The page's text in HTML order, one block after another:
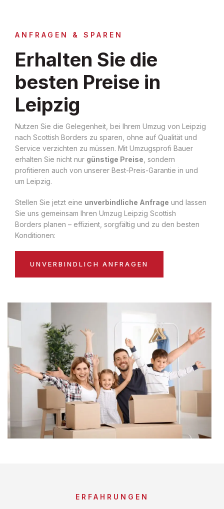
ANFRAGEN & SPAREN
Erhalten Sie die
besten Preise in
Leipzig
Nutzen Sie die Gelegenheit, bei Ihrem Umzug von Leipzig
nach Scottish Borders zu sparen, ohne auf Qualität und
Service verzichten zu müssen. Mit Umzugsprofi Bauer
erhalten Sie nicht nur günstige Preise , sondern
profitieren auch von unserer Best-Preis-Garantie in und
um Leipzig.
Stellen Sie jetzt eine unverbindliche Anfrage und lassen
Sie uns gemeinsam Ihren Umzug Leipzig Scottish
Borders planen – effizient, sorgfältig und zu den besten
Konditionen:
UNVERBINDLICH ANFRAGEN
ERFAHRUNGEN